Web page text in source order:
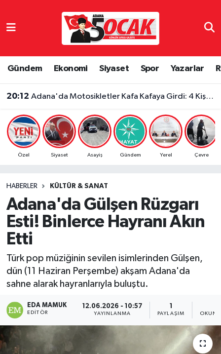
Gündem Ekonomi Siyaset Spor Yazarlar
20:12 Adana'da Motosikletler Kafa Kafaya Girdi: 4 Kişi Yaralandı
Özel Siyaset Asayiş Gündem Yerel Çevre
HABERLER KÜLTÜR & SANAT
Adana'da Gülşen Rüzgarı
Esti! Binlerce Hayranı Akın
Etti
Türk pop müziğinin sevilen isimlerinden Gülşen,
dün (11 Haziran Perşembe) akşam Adana'da
sahne alarak hayranlarıyla buluştu.
EDA MAMUK
EDITÖR
12.06.2026 - 10:57
YAYINLANMA PAYLAŞIM
Dünya
Eğitim
Gündem
Haber Reklam
Magazin
Özel
Resmi İlanlar
Sağlık
Siyaset
Adana Nöbetçi Eczaneler
Adana Trafik Yoğunluk Haritası
Süper Lig Puan Durumu ve Fikstür
Son Dakika Haberleri
Haber Arşivi